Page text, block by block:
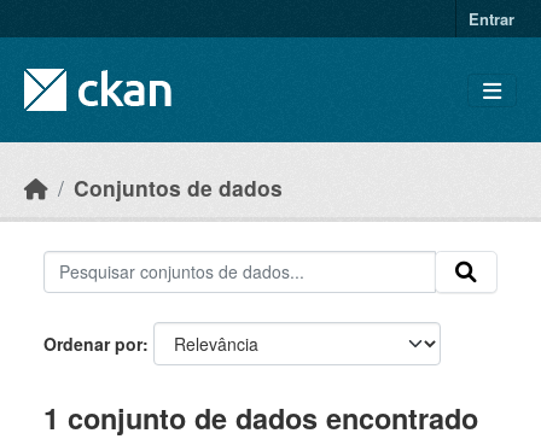
Entrar
Conjuntos de dados
Ordenar por
1 conjunto de dados encontrado